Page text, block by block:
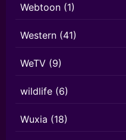
Webtoon (1)
Western (41)
WeTV (9)
wildlife (6)
Wuxia (18)